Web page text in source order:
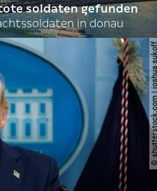
soldaten gefunden
in donau
©